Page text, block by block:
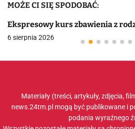
MOŻE CI SIĘ SPODOBAĆ:
Ekspresowy kurs zbawienia z
6 sierpnia 2026
Materiały (treści, artykuły, zdjęcia,
news.24tm.pl mogą być publikowane i
podania wyraźnego